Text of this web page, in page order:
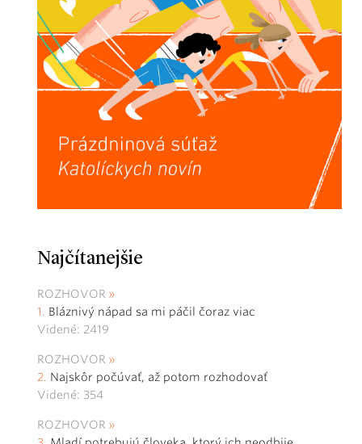
Najčítanejšie
ROZHOVOR
Bláznivý nápad sa mi páčil čoraz viac
Videné: 2419
ROZHOVOR
Najskôr počúvať, až potom rozhodovať
Videné: 354
ROZHOVOR